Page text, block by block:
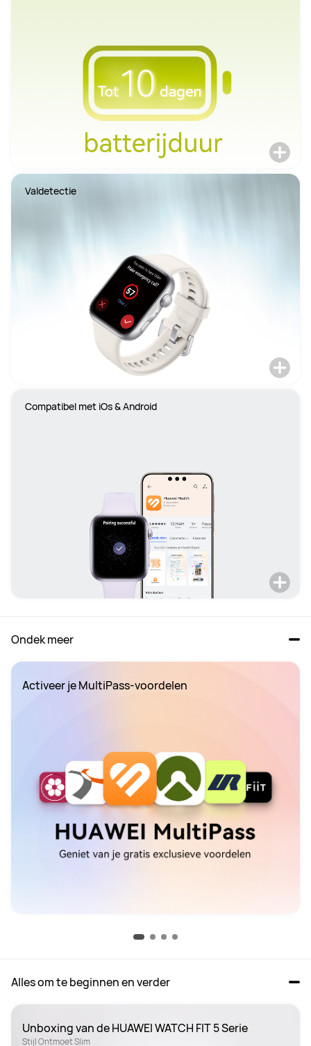
Valdetectie
Compatibel met iOs & Android
Ondek meer
Activeer je MultiPass-voordelen
Alles om te beginnen en verder
Unboxing van de HUAWEI WATCH FIT 5 Serie
Stijl Ontmoet Slim